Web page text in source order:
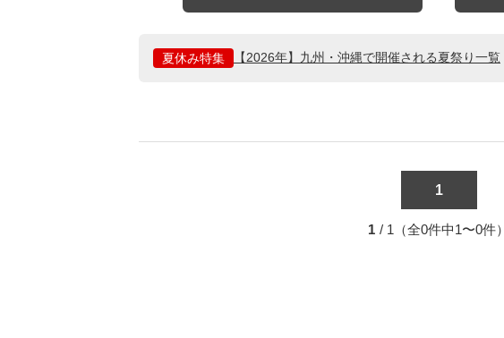
夏休み特集 【2026年】九州・沖縄で開催される夏祭り一覧
1
1 / 1（全0件中1〜0件）